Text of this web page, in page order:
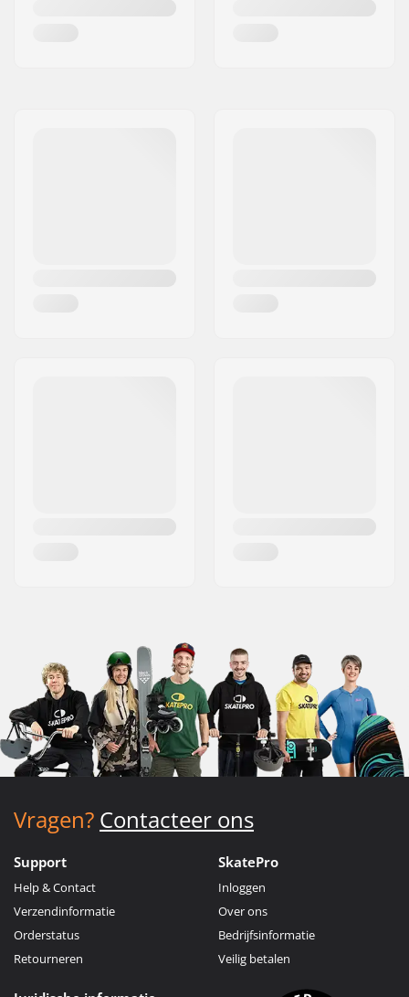
Vragen? Contacteer ons
Support
Help & Contact
Verzendinformatie
Orderstatus
Retourneren
SkatePro
Inloggen
Over ons
Bedrijfsinformatie
Veilig betalen